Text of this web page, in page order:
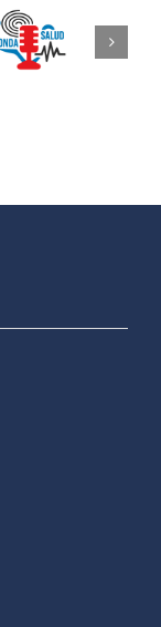
espacio que
unirá cultura